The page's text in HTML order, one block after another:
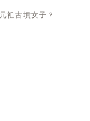
祖古墳女子？